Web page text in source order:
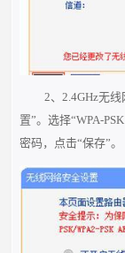
2、2.4GHz无
置”。选择“WPA-
密码，点击“保存”。